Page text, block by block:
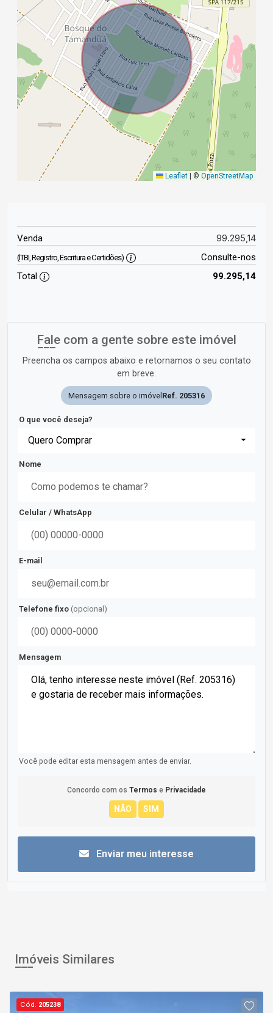
Leaflet | © OpenStreetMap
Venda 99.295,14
(ITBI, Registro, Escritura e Certidões)
Consulte-nos
Total
99.295,14
Fale com a gente sobre este imóvel
Preencha os campos abaixo e retornamos o seu contato
em breve.
Mensagem sobre o imóvelRef. 205316
O que você deseja?
Quero Comprar
Nome
Celular / WhatsApp
E-mail
Telefone fixo (opcional)
Mensagem
Você pode editar esta mensagem antes de enviar.
Concordo com os Termos e Privacidade
Enviar meu interesse
Imóveis Similares
Cód. 205238